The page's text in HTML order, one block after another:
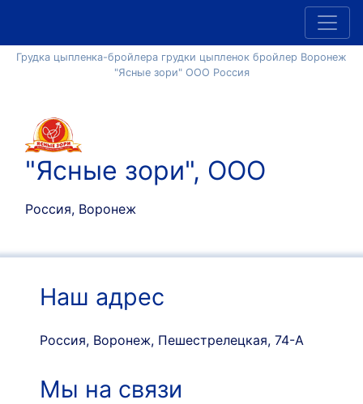
Грудка цыпленка-бройлера грудки цыпленок бройлер Воронеж
"Ясные зори" ООО Россия
"Ясные зори", ООО
Россия, Воронеж
Наш адрес
Россия, Воронеж, Пешестрелецкая, 74-А
Мы на связи